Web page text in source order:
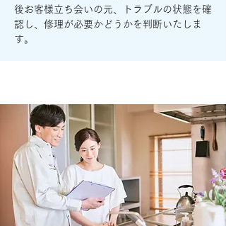
後お客様立ち会いの元、トラブルの状態を確
認し、修理が必要かどうかを判断いたしま
す。